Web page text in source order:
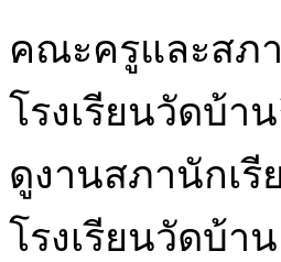
คณะครูและสภ
โรงเรียนวัดบ้า
ดูงานสภานักเ
โรงเรียนวัดบ้า